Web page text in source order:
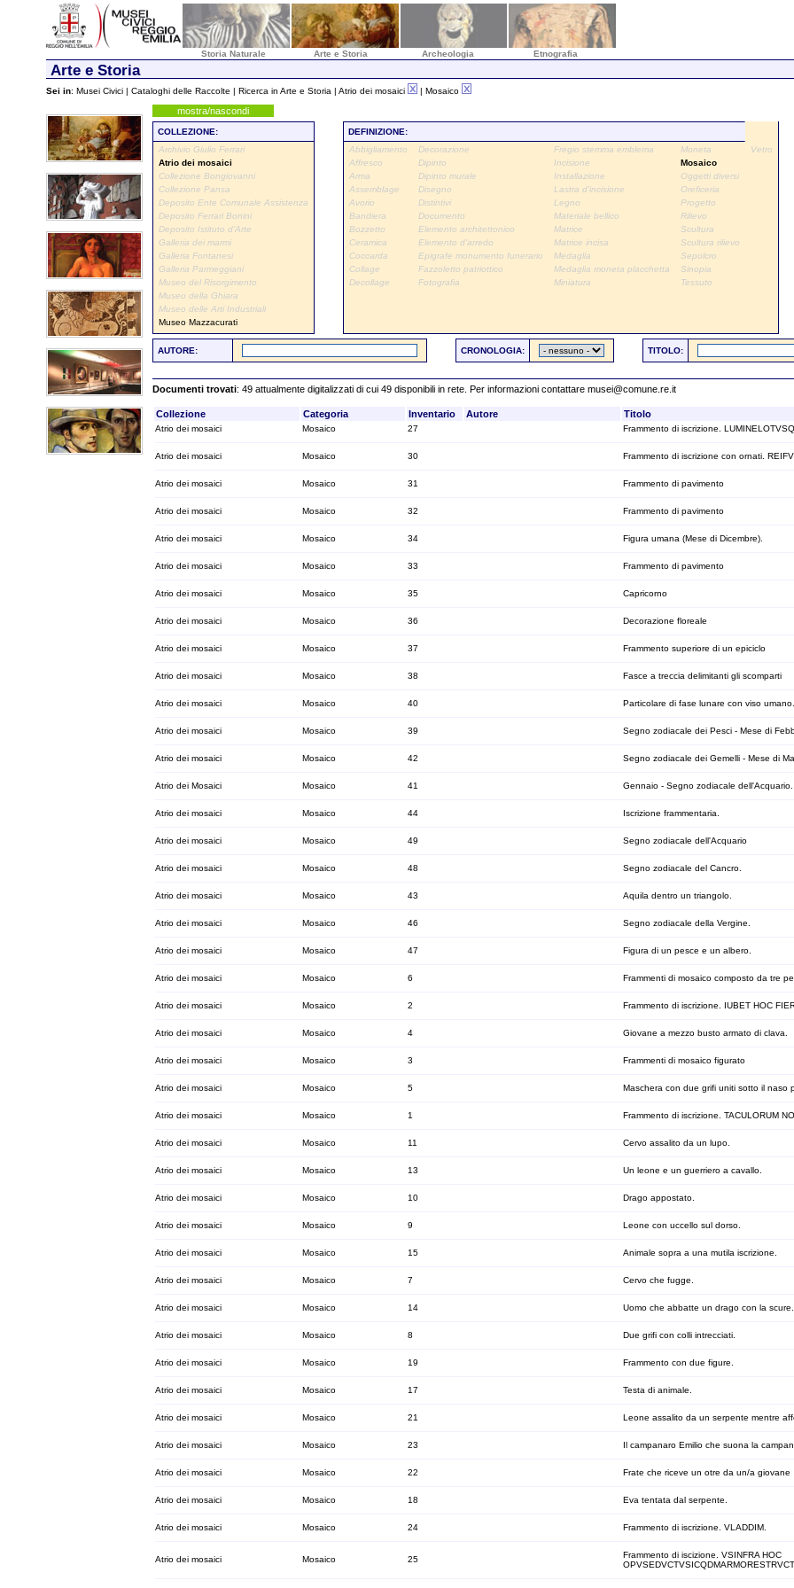
Storia Naturale Arte e Storia Archeologia Etnografia
Arte e Storia
Sei in: Musei Civici | Cataloghi delle Raccolte | Ricerca in Arte e Storia | Atrio dei mosaici | Mosaico
mostra/nascondi
COLLEZIONE:
DEFINIZIONE:
Archivio Giulio Ferrari
Atrio dei mosaici
Collezione Bongiovanni
Collezione Pansa
Deposito Ente Comunale Assistenza
Deposito Ferrari Bonini
Deposito Istituto d'Arte
Galleria dei marmi
Galleria Fontanesi
Galleria Parmeggiani
Museo del Risorgimento
Museo della Ghiara
Museo delle Arti Industriali
Museo Mazzacurati
Abbigliamento
Affresco
Arma
Assemblage
Avorio
Bandiera
Bozzetto
Ceramica
Coccarda
Collage
Decollage
Decorazione
Dipinto
Dipinto murale
Disegno
Distintivi
Documento
Elemento architettonico
Elemento d'arredo
Epigrafe monumento funerario
Fazzoletto patriottico
Fotografia
Fregio stemma emblema
Incisione
Installazione
Lastra d'incisione
Legno
Materiale bellico
Matrice
Matrice incisa
Medaglia
Medaglia moneta placchetta
Miniatura
Moneta
Mosaico
Oggetti diversi
Oreficeria
Progetto
Rilievo
Scultura
Scultura rilievo
Sepolcro
Sinopia
Tessuto
Vetro
AUTORE: CRONOLOGIA: TITOLO:
Documenti trovati: 49 attualmente digitalizzati di cui 49 disponibili in rete. Per informazioni contattare musei@comune.re.it
Collezione Categoria Inventario Autore Titolo
Atrio dei mosaici Mosaico 27 Frammento di iscrizione.
Atrio dei mosaici Mosaico 30 Frammento di iscrizione con ornati.
Atrio dei mosaici Mosaico 31 Frammento di pavimento
Atrio dei mosaici Mosaico 32 Frammento di pavimento
Atrio dei mosaici Mosaico 34 Figura umana (Mese di Dicembre).
Atrio dei mosaici Mosaico 33 Frammento di pavimento
Atrio dei mosaici Mosaico 35 Capricorno
Atrio dei mosaici Mosaico 36 Decorazione floreale
Atrio dei mosaici Mosaico 37 Frammento superiore di un epiciclo
Atrio dei mosaici Mosaico 38 Fasce a treccia delimitanti gli scomparti
Atrio dei mosaici Mosaico 40 Particolare di fase lunare con viso umano.
Atrio dei mosaici Mosaico 39 Segno zodiacale dei Pesci - Mese di
Atrio dei mosaici Mosaico 42 Segno zodiacale dei Gemelli - Mese di
Atrio dei Mosaici Mosaico 41 Gennaio - Segno zodiacale dell'Acquario.
Atrio dei mosaici Mosaico 44 Iscrizione frammentaria.
Atrio dei mosaici Mosaico 49 Segno zodiacale dell'Acquario
Atrio dei mosaici Mosaico 48 Segno zodiacale del Cancro.
Atrio dei mosaici Mosaico 43 Aquila dentro un triangolo.
Atrio dei mosaici Mosaico 46 Segno zodiacale della Vergine.
Atrio dei mosaici Mosaico 47 Figura di un pesce e un albero.
Atrio dei mosaici Mosaico 6 Frammenti di mosaico composto da tre
Atrio dei mosaici Mosaico 2 Frammento di iscrizione. IUBET HOC
Atrio dei mosaici Mosaico 4 Giovane a mezzo busto armato di clava.
Atrio dei mosaici Mosaico 3 Frammenti di mosaico figurato
Atrio dei mosaici Mosaico 5 Maschera con due grifi uniti sotto il naso
Atrio dei mosaici Mosaico 1 Frammento di iscrizione. TACULORUM
Atrio dei mosaici Mosaico 11 Cervo assalito da un lupo.
Atrio dei mosaici Mosaico 13 Un leone e un guerriero a cavallo.
Atrio dei mosaici Mosaico 10 Drago appostato.
Atrio dei mosaici Mosaico 9 Leone con uccello sul dorso.
Atrio dei mosaici Mosaico 15 Animale sopra a una mutila iscrizione.
Atrio dei mosaici Mosaico 7 Cervo che fugge.
Atrio dei mosaici Mosaico 14 Uomo che abbatte un drago con la scure.
Atrio dei mosaici Mosaico 8 Due grifi con colli intrecciati.
Atrio dei mosaici Mosaico 19 Frammento con due figure.
Atrio dei mosaici Mosaico 17 Testa di animale.
Atrio dei mosaici Mosaico 21 Leone assalito da un serpente mentre
Atrio dei mosaici Mosaico 23 Il campanaro Emilio che suona la
Atrio dei mosaici Mosaico 22 Frate che riceve un otre da un/a giovane
Atrio dei mosaici Mosaico 18 Eva tentata dal serpente.
Atrio dei mosaici Mosaico 24 Frammento di iscrizione. VLADDIM.
Atrio dei mosaici Mosaico 25
Frammento di iscizione. VSINFRA HOC